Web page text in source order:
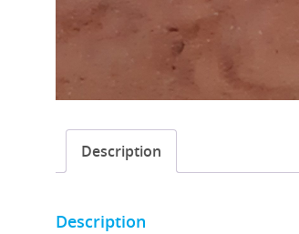
Description
Description